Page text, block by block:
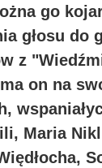
go
głosu do
z
on na
Maria